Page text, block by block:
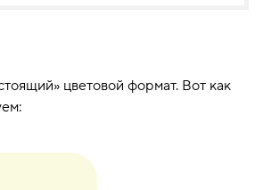
цветовой формат. Вот как